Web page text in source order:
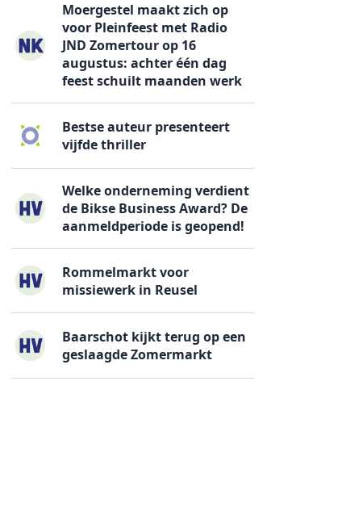
Moergestel maakt zich op
voor Pleinfeest met Radio
JND Zomertour op 16
augustus: achter één dag
feest schuilt maanden werk
Bestse auteur presenteert
vijfde thriller
Welke onderneming verdient
de Bikse Business Award? De
aanmeldperiode is geopend!
Rommelmarkt voor
missiewerk in Reusel
Baarschot kijkt terug op een
geslaagde Zomermarkt